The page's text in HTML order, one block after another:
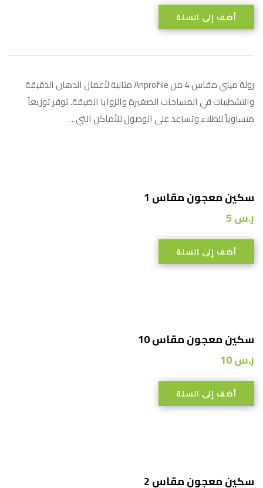
أضف إلى السلة
رولة ميني مقاس 4 من Anprofile مثالية لأعمال الدهان الدقيقة
والتشطيبات في المساحات الصغيرة والزوايا الضيقة. توفر توزيعاً
متساوياً للطلاء وتساعد على الوصول للأماكن التي…
سكين معجون مقاس 1
ر.س5
أضف إلى السلة
سكين معجون مقاس 10
ر.س10
أضف إلى السلة
سكين معجون مقاس 2